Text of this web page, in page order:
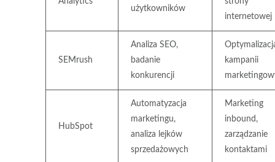
użytkowników
internetowej
SEMrush
Analiza SEO,
badanie
konkurencji
kampanii
HubSpot
Automatyzacja
marketingu,
analiza lejków
sprzedażowych
Marketing
inbound,
zarządzanie
kontaktami